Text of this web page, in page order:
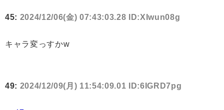
45: 2024/12/06(金) 07:43:03.28 ID:XIwun08g
キャラ変っすかw
49: 2024/12/09(月) 11:54:09.01 ID:6IGRD7pg